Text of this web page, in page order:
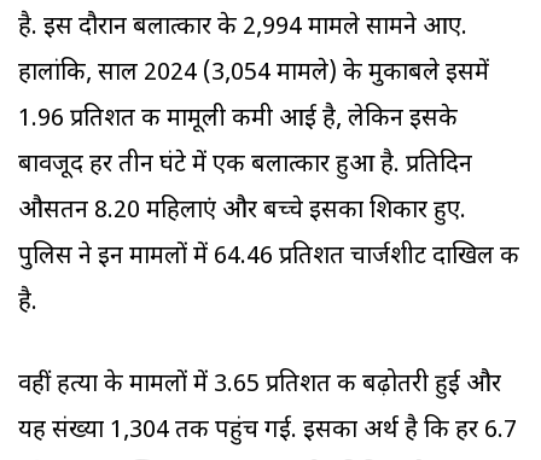
है. इस दौरान बलात्कार के 2,994 मामले सामने आए.
हालांकि, साल 2024 (3,054 मामले) के मुकाबले इसमें
1.96 प्रतिशत की मामूली कमी आई है, लेकिन इसके
बावजूद हर तीन घंटे में एक बलात्कार हुआ है. प्रतिदिन
औसतन 8.20 महिलाएं और बच्चे इसका शिकार हुए.
पुलिस ने इन मामलों में 64.46 प्रतिशत चार्जशीट दाखिल की
है.
वहीं हत्या के मामलों में 3.65 प्रतिशत की बढ़ोतरी हुई और
यह संख्या 1,304 तक पहुंच गई. इसका अर्थ है कि हर 6.7